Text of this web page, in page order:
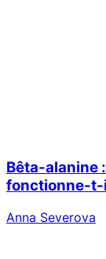
Bêta-alanine
fonctionne-t-
Anna Severova